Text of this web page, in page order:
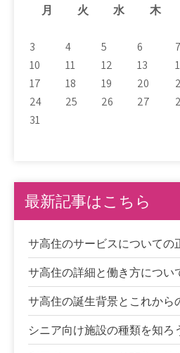
月
火 水 木
3
4 5 6 7
10
11 12 13
17
18 19 20
24
25 26 27
31
最新記事はこちら
サ高住のサービスについての
サ高住の詳細と働き方につい
サ高住の誕生背景とこれから
シニア向け施設の種類を知ろ